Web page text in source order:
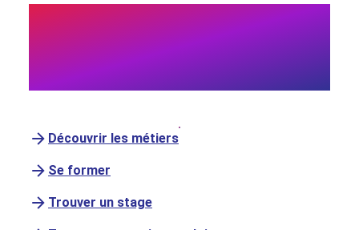
Lycéen·ne, étudiant·es ?
Choisissez une carrière
porteuse
Découvrir les métiers
Se former
Trouver un stage